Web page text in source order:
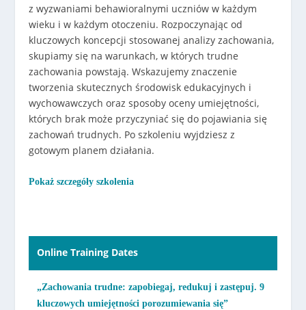
z wyzwaniami behawioralnymi uczniów w każdym
wieku i w każdym otoczeniu. Rozpoczynając od
kluczowych koncepcji stosowanej analizy zachowania,
skupiamy się na warunkach, w których trudne
zachowania powstają. Wskazujemy znaczenie
tworzenia skutecznych środowisk edukacyjnych i
wychowawczych oraz sposoby oceny umiejętności,
których brak może przyczyniać się do pojawiania się
zachowań trudnych. Po szkoleniu wyjdziesz z
gotowym planem działania.
Pokaż szczegóły szkolenia
Online Training Dates
„Zachowania trudne: zapobiegaj, redukuj i zastępuj. 9
kluczowych umiejętności porozumiewania się”